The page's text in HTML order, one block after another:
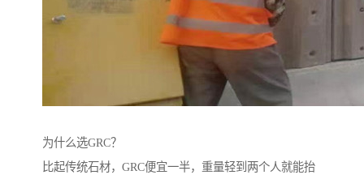
为什么选GRC？‌
比起传统石材，GRC便宜一半，重量轻到两个人就能抬